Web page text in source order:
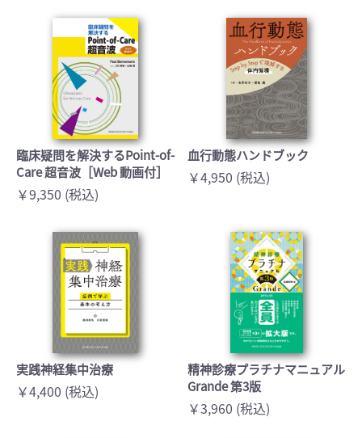
臨床疑問を解決するPoint-of-
Care 超音波［Web 動画付］
￥9,350 (税込)
血行動態ハンドブック
￥4,950 (税込)
実践神経集中治療
￥4,400 (税込)
精神診療プラチナマニュアル
Grande 第3版
￥3,960 (税込)